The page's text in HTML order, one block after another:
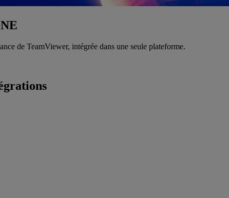
de TeamViewer, intégrée dans une seule plateforme.